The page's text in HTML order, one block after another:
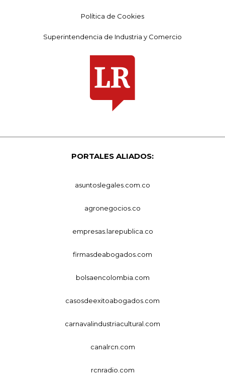
Política de Cookies
Superintendencia de Industria y Comercio
PORTALES ALIADOS:
asuntoslegales.com.co
agronegocios.co
empresas.larepublica.co
firmasdeabogados.com
bolsaencolombia.com
casosdeexitoabogados.com
carnavalindustriacultural.com
canalrcn.com
rcnradio.com